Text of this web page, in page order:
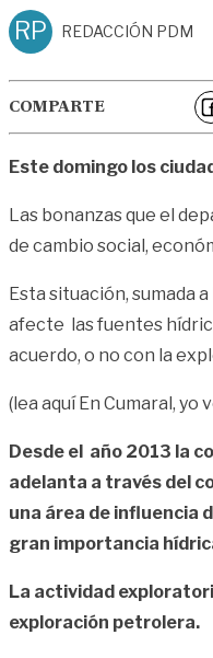
RP REDACCIÓN PDM
COMPARTE
Este domingo los
Las bonanzas que el
de cambio social,
Esta situación, sumada
afecte las fuentes
acuerdo, o no con la
(lea aquí En Cumaral, yo
Desde el año 2013 la
adelanta a través del
una área de influencia
gran importancia
La actividad
exploración petrolera.